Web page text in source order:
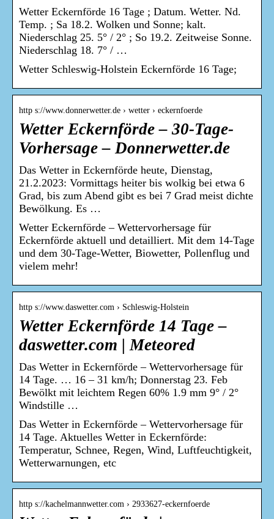
Wetter Eckernförde 16 Tage ; Datum. Wetter. Nd.
Temp. ; Sa 18.2. Wolken und Sonne; kalt.
Niederschlag 25. 5° / 2° ; So 19.2. Zeitweise Sonne.
Niederschlag 18. 7° / …
Wetter Schleswig-Holstein Eckernförde 16 Tage;
http s://www.donnerwetter.de › wetter › eckernfoerde
Wetter Eckernförde – 30-Tage-
Vorhersage – Donnerwetter.de
Das Wetter in Eckernförde heute, Dienstag,
21.2.2023: Vormittags heiter bis wolkig bei etwa 6
Grad, bis zum Abend gibt es bei 7 Grad meist dichte
Bewölkung. Es …
Wetter Eckernförde – Wettervorhersage für
Eckernförde aktuell und detailliert. Mit dem 14-Tage
und dem 30-Tage-Wetter, Biowetter, Pollenflug und
vielem mehr!
http s://www.daswetter.com › Schleswig-Holstein
Wetter Eckernförde 14 Tage –
daswetter.com | Meteored
Das Wetter in Eckernförde – Wettervorhersage für
14 Tage. … 16 – 31 km/h; Donnerstag 23. Feb
Bewölkt mit leichtem Regen 60% 1.9 mm 9° / 2°
Windstille …
Das Wetter in Eckernförde – Wettervorhersage für
14 Tage. Aktuelles Wetter in Eckernförde:
Temperatur, Schnee, Regen, Wind, Luftfeuchtigkeit,
Wetterwarnungen, etc
http s://kachelmannwetter.com › 2933627-eckernfoerde